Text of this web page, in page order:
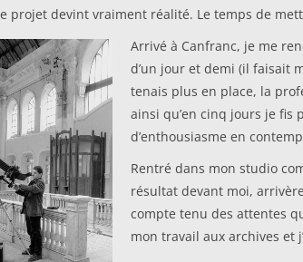
projet devint vraiment réalité. Le temps de
Arrivé à Canfranc, je me
d’un jour et demi (il faisait
tenais plus en place, la
ainsi qu’en cinq jours je fis
d’enthousiasme en
Rentré dans mon studio
résultat devant moi,
compte tenu des attentes
mon travail aux archives et